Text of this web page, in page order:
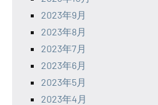
2023年9月
2023年8月
2023年7月
2023年6月
2023年5月
2023年4月